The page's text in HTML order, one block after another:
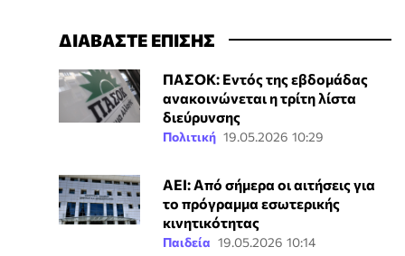
ΔΙΑΒΑΣΤΕ ΕΠΙΣΗΣ
ΠΑΣΟΚ: Εντός της εβδομάδας
ανακοινώνεται η τρίτη λίστα
διεύρυνσης
Πολιτική 19.05.2026 10:29
ΑΕΙ: Από σήμερα οι αιτήσεις για
το πρόγραμμα εσωτερικής
κινητικότητας
Παιδεία 19.05.2026 10:14